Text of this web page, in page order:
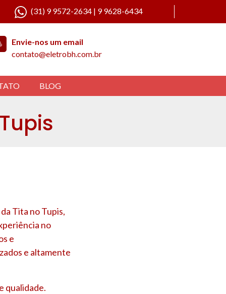
(31) 9 9572-2634 | 9 9628-6434
Envie-nos um email
contato@eletrobh.com.br
BLOG
Tita noTupis,
no
e
e altamente
qualidade.